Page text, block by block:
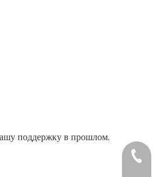
поддержку в прошлом.
+86-